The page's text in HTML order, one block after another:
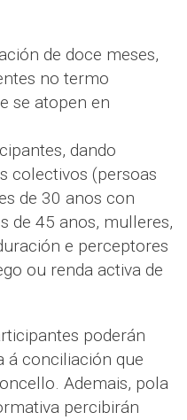
de doce meses,
no termo
se atopen en
dando
colectivos (persoas
de 30 anos con
de 45 anos, mulleres,
e perceptores
ou renda activa de
poderán
á conciliación que
Ademais, pola
percibirán